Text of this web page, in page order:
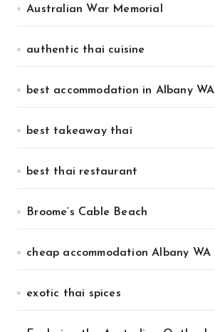
Australian War Memorial
authentic thai cuisine
best accommodation in Albany WA
best takeaway thai
best thai restaurant
Broome’s Cable Beach
cheap accommodation Albany WA
exotic thai spices